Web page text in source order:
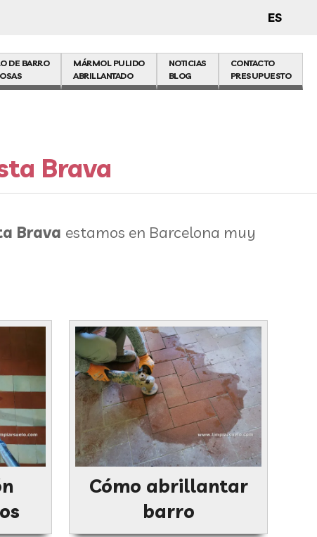
ES
DE BARRO
MÁRMOL PULIDO
ABRILLANTADO
NOTICIAS
BLOG
CONTACTO
PRESUPUESTO
Brava
Brava estamos en Barcelona muy
Cómo abrillantar
barro